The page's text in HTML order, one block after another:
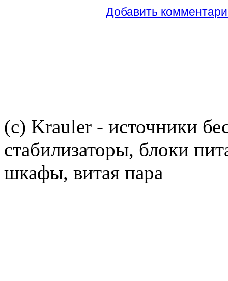
Добавить
(c) Krauler - источники
стабилизаторы, блоки
шкафы, витая пара